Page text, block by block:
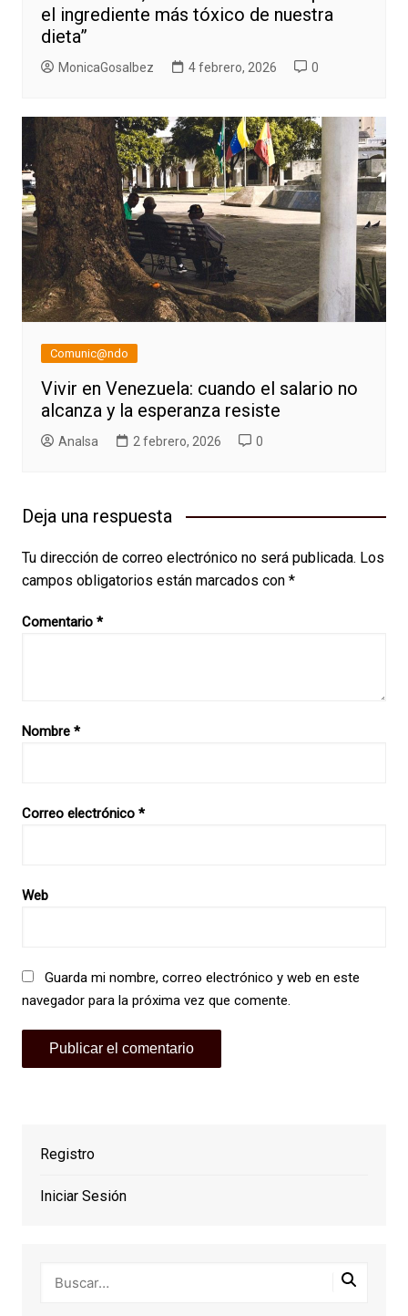
el ingrediente más tóxico de nuestra
dieta”
MonicaGosalbez 4 febrero, 2026 0
Comunic@ndo
Vivir en Venezuela: cuando el salario no
alcanza y la esperanza resiste
AnaIsa 2 febrero, 2026 0
Deja una respuesta
Tu dirección de correo electrónico no será publicada. Los
campos obligatorios están marcados con *
Comentario *
Nombre *
Correo electrónico *
Web
Guarda mi nombre, correo electrónico y web en este
navegador para la próxima vez que comente.
Registro
Iniciar Sesión